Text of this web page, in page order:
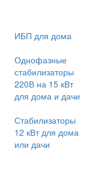
ИБП для дома
Однофазные
стабилизаторы
220В на 15 кВт
для дома и дачи
Стабилизаторы
12 кВт для дома
или дачи